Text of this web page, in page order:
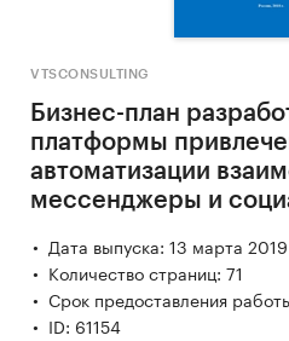
VTSCONSULTING
Бизнес-план
платформы
автоматизации
мессенджеры и
Дата выпуска: 13 марта 2019
Количество страниц: 71
Срок предоставления
ID: 61154